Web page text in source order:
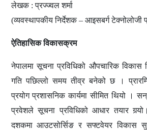
लेखक : प्रज्ज्वल शर्मा
(व्यवस्थापकीय निर्देशक – आइसबर्ग टेक्नोलोजी
ऐतिहासिक विकासक्रम
नेपालमा सूचना प्रविधिको औपचारिक
गति पछिल्लो समय तीव्र बनेको छ ।
प्रयोग प्रशासनिक कार्यमा सीमित थियो ।
प्रवेशले सूचना प्रविधिको आधार तयार
दशकमा आउटसोर्सिङ र सफ्टवेयर विकास